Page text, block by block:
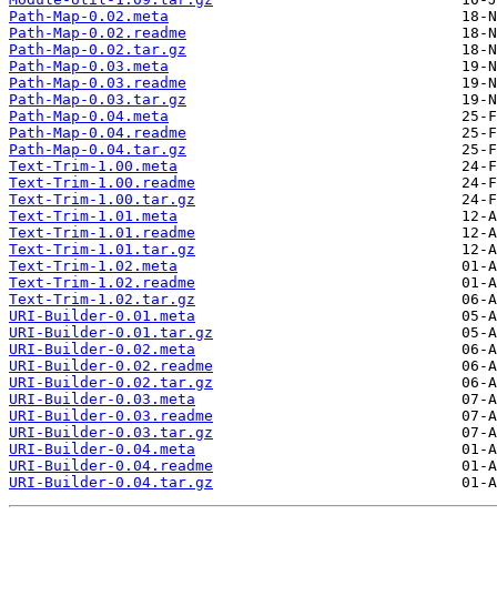
Path-Map-0.02.meta
Path-Map-0.02.readme
Path-Map-0.02.tar.gz
Path-Map-0.03.meta
Path-Map-0.03.readme
Path-Map-0.03.tar.gz
Path-Map-0.04.meta
Path-Map-0.04.readme
Path-Map-0.04.tar.gz
Text-Trim-1.00.meta
Text-Trim-1.00.readme
Text-Trim-1.00.tar.gz
Text-Trim-1.01.meta
Text-Trim-1.01.readme
Text-Trim-1.01.tar.gz
Text-Trim-1.02.meta
Text-Trim-1.02.readme
Text-Trim-1.02.tar.gz
URI-Builder-0.01.meta
URI-Builder-0.01.tar.gz
URI-Builder-0.02.meta
URI-Builder-0.02.readme
URI-Builder-0.02.tar.gz
URI-Builder-0.03.meta
URI-Builder-0.03.readme
URI-Builder-0.03.tar.gz
URI-Builder-0.04.meta
URI-Builder-0.04.readme
URI-Builder-0.04.tar.gz